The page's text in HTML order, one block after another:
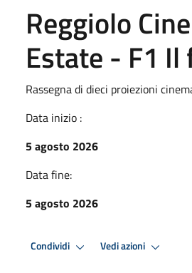
Reggiolo
Estate - F1 Il
Rassegna di dieci proiezioni
Data inizio :
5 agosto 2026
Data fine:
5 agosto 2026
Condividi Vedi azioni